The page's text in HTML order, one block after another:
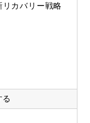
リカバリー戦略